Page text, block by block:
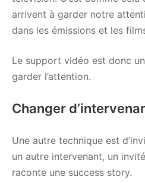
arrivent à garder notre
dans les émissions et les
Le support vidéo est donc
garder l’attention.
Changer
Une autre technique est
un autre intervenant, un
raconte une success story.